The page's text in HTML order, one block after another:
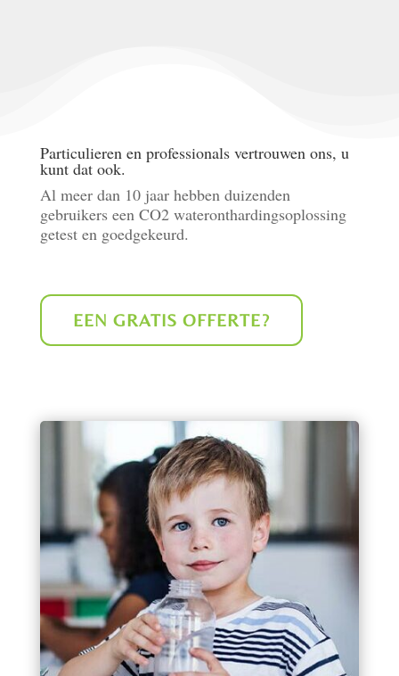
Particulieren en professionals vertrouwen ons, u
kunt dat ook.
Al meer dan 10 jaar hebben duizenden
gebruikers een CO2 wateronthardingsoplossing
getest en goedgekeurd.
EEN GRATIS OFFERTE?